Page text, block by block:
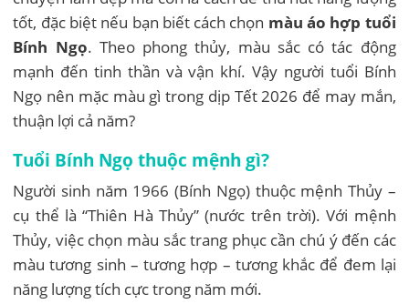
tốt, đặc biệt nếu bạn biết cách chọn màu áo hợp tuổi
Bính Ngọ. Theo phong thủy, màu sắc có tác động
mạnh đến tinh thần và vận khí. Vậy người tuổi Bính
Ngọ nên mặc màu gì trong dịp Tết 2026 để may mắn,
thuận lợi cả năm?
Tuổi Bính Ngọ thuộc mệnh gì?
Người sinh năm 1966 (Bính Ngọ) thuộc mệnh Thủy –
cụ thể là “Thiên Hà Thủy” (nước trên trời). Với mệnh
Thủy, việc chọn màu sắc trang phục cần chú ý đến các
màu tương sinh – tương hợp – tương khắc để đem lại
năng lượng tích cực trong năm mới.